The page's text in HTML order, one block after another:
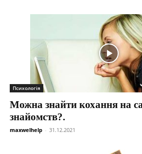
Психологія
Можна знайти кохання на
знайомств?.
maxwelhelp - 31.12.2021